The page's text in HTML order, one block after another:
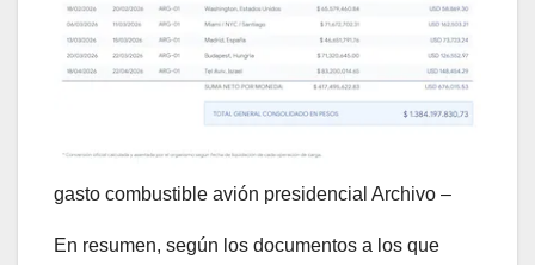
gasto combustible avión presidencial Archivo –
En resumen, según los documentos a los que